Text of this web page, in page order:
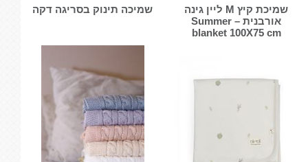
שמיכת קיץ M ליין גינה
אורבנית – Summer
blanket 100X75 cm
שמיכה תינוק בסריגה דקה